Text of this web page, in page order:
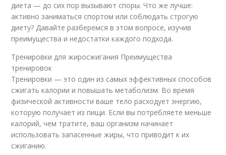
диета — до сих пор вызывают споры. Что же лучше:
активно заниматься спортом или соблюдать строгую
диету? Давайте разберемся в этом вопросе, изучив
преимущества и недостатки каждого подхода.
Тренировки для жиросжигания Преимущества
тренировок
Тренировки — это один из самых эффективных способов
сжигать калории и повышать метаболизм. Во время
физической активности ваше тело расходует энергию,
которую получает из пищи. Если вы потребляете меньше
калорий, чем тратите, ваш организм начинает
использовать запасенные жиры, что приводит к их
сжиганию.